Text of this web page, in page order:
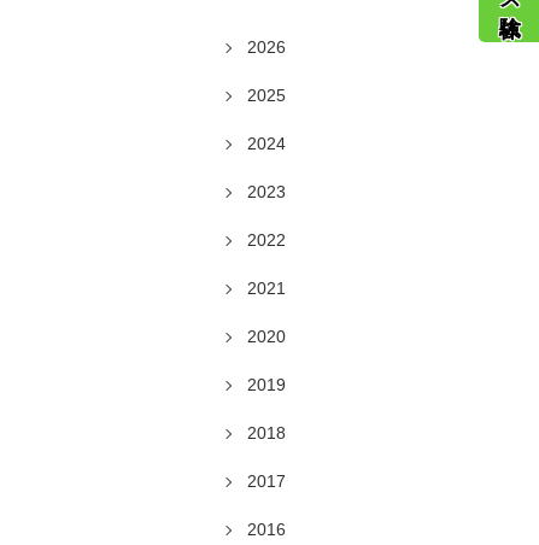
2026
2025
2024
2023
2022
2021
2020
2019
2018
2017
2016